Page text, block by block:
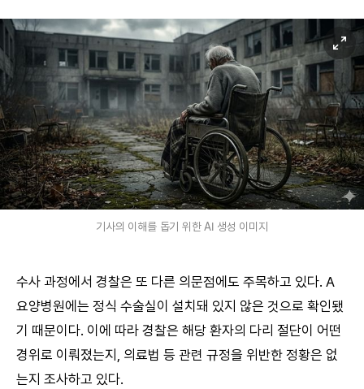
기사의 이해를 돕기 위한 AI 생성 이미지
수사 과정에서 경찰은 또 다른 의문점에도 주목하고 있다. A
요양병원에는 정식 수술실이 설치돼 있지 않은 것으로 확인됐
기 때문이다. 이에 따라 경찰은 해당 환자의 다리 절단이 어떤
경위로 이뤄졌는지, 의료법 등 관련 규정을 위반한 정황은 없
는지 조사하고 있다.